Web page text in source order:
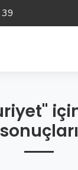
sonuçları